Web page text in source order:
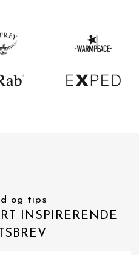
og tips
INSPIRERENDE